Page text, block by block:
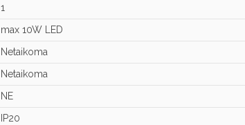
1
max 10W LED
Netaikoma
Netaikoma
NE
IP20